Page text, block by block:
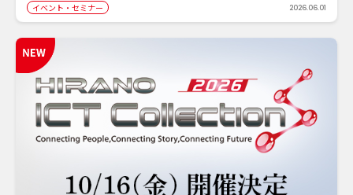
イベント・セミナー 2026.06.01